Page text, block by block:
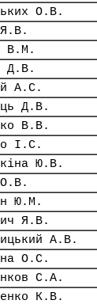
О.В.
В.М.
Д.В.
А.С.
Д.В.
В.В.
І.С.
Ю.В.
Ю.М.
Я.В.
А.В.
О.С.
С.А.
К.В.